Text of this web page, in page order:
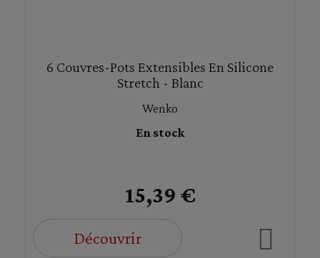
6 Couvres-Pots Extensibles En Silicone
Stretch - Blanc
Wenko
En stock
15,39 €
Découvrir